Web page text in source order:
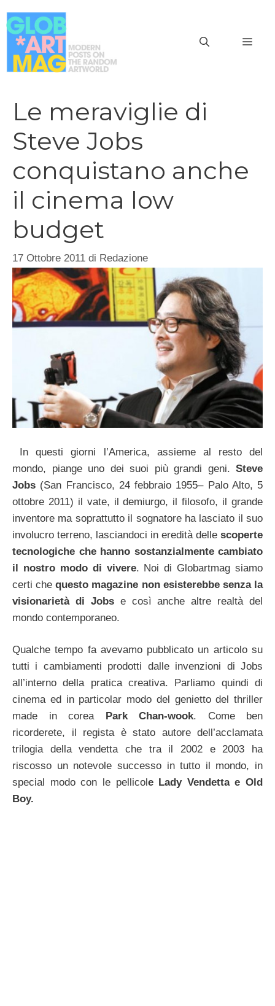
al
contenuto
Le meraviglie di
Steve Jobs
conquistano anche
il cinema low
budget
17 Ottobre 2011 di Redazione
In questi giorni l’America, assieme al resto del
mondo, piange uno dei suoi più grandi geni. Steve
Jobs (San Francisco, 24 febbraio 1955– Palo Alto, 5
ottobre 2011) il vate, il demiurgo, il filosofo, il grande
inventore ma soprattutto il sognatore ha lasciato il suo
involucro terreno, lasciandoci in eredità delle scoperte
tecnologiche che hanno sostanzialmente cambiato
il nostro modo di vivere. Noi di Globartmag siamo
certi che questo magazine non esisterebbe senza la
visionarietà di Jobse così anche altre realtà del
mondo contemporaneo.
Qualche tempo fa avevamo pubblicato un articolo su
tutti i cambiamenti prodotti dalle invenzioni di Jobs
all’interno della pratica creativa. Parliamo quindi di
cinema ed in particolar modo del genietto del thriller
made in coreaPark Chan-wook. Come ben
ricorderete, il regista è stato autore dell’acclamata
trilogia della vendetta che tra il 2002 e 2003 ha
riscosso un notevole successo in tutto il mondo, in
special modo con le pellicole Lady Vendetta e Old
Boy.